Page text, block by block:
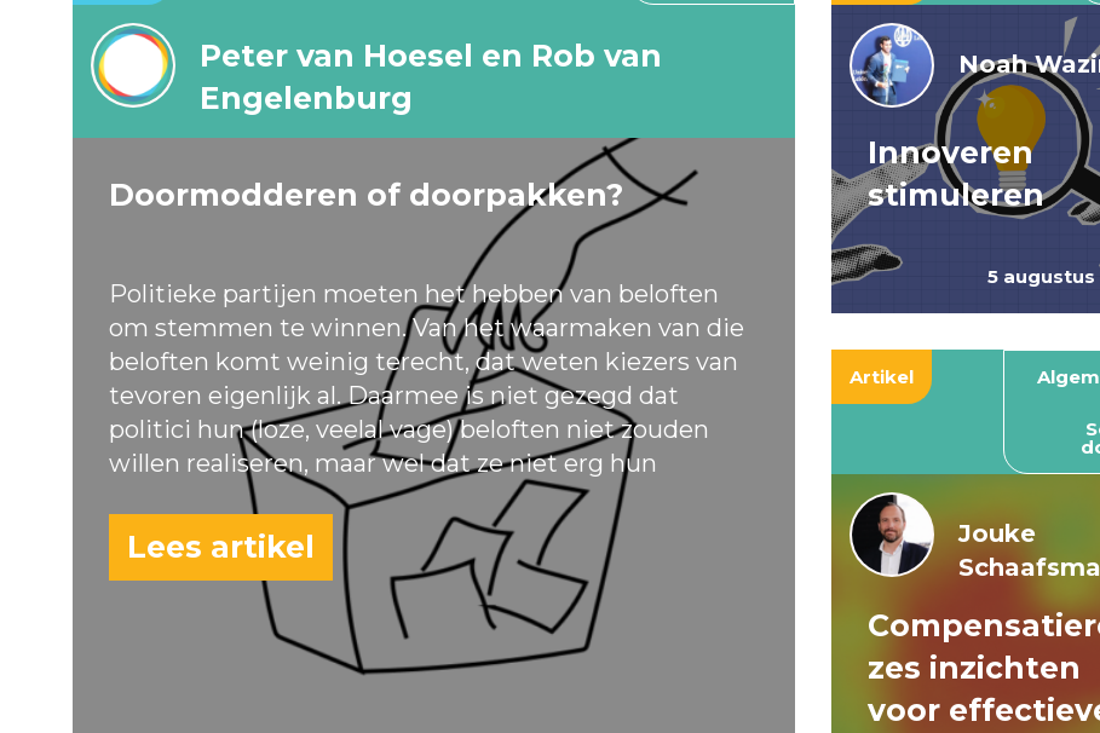
Peter van Hoesel en Rob van
Engelenburg
Doormodderen of doorpakken?
Politieke partijen moeten het hebben van beloften
om stemmen te winnen. Van het waarmaken van die
beloften komt weinig terecht, dat weten kiezers van
tevoren eigenlijk al. Daarmee is niet gezegd dat
politici hun (loze, veelal vage) beloften niet zouden
willen realiseren, maar wel dat ze niet erg hun
Lees artikel
5 augustus
Noah
Innoveren
stimuleren
Artikel
Jouke
Schaafsma
zes inzichten
voor